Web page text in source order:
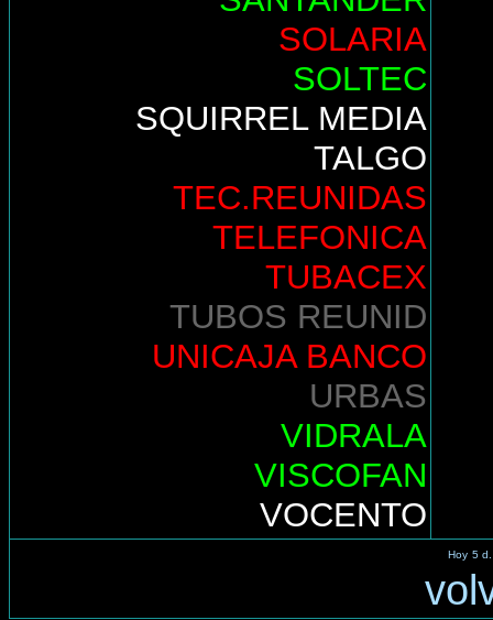
SOLARIA
SOLTEC
SQUIRREL MEDIA
TALGO
TEC.REUNIDAS
TELEFONICA
TUBACEX
TUBOS REUNID
UNICAJA BANCO
URBAS
VIDRALA
VISCOFAN
VOCENTO
Hoy 5 d.